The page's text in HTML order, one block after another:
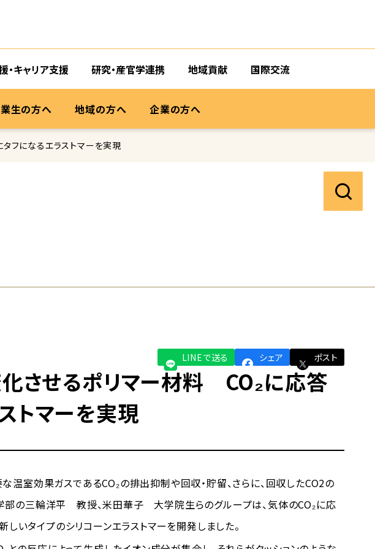
・キャリア支援 研究・産官学連携 地域貢献 国際交流
生の方へ 地域の方へ 企業の方へ
フになるエラストマーを実現
させるポリマー材料 CO₂に応答
トマーを実現
LINEで送る シェア ポスト
室効果ガスであるCO₂の排出抑制や回収・貯留、さらに、回収したCO2の
部の三輪洋平 教授、米田華子 大学院生らのグループは、気体のCO₂に応
いタイプのシリコーンエラストマーを開発しました。